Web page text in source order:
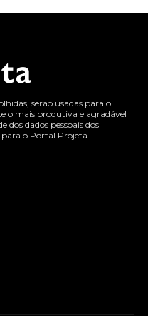
serão usadas para o
o mais produtiva e agradável
dos dados pessoais dos
o Portal Projeta.